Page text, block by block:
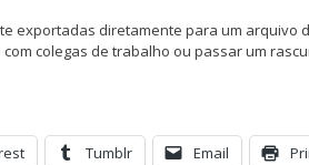
exportadas diretamente para um arquivo
colegas de trabalho ou passar um
Tumblr Email